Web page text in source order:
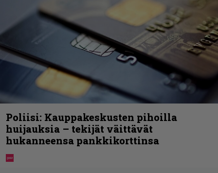
Poliisi: Kauppakeskusten pihoilla
huijauksia – tekijät väittävät
hukanneensa pankkikorttinsa